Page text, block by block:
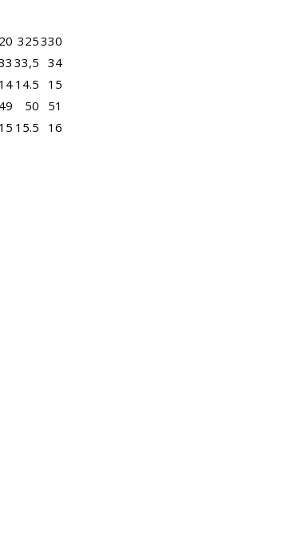
325330
33,5 34
14 14.5
15
49 50
51
15 15.5 16